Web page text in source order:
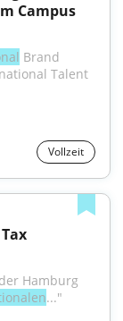
Campus
Vollzeit
Hamburg
..."